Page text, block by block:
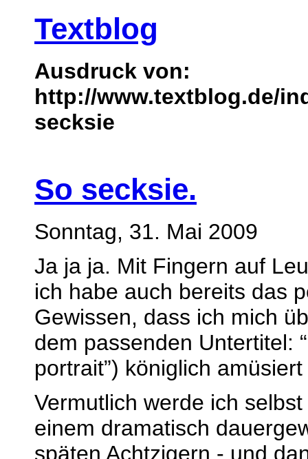
Textblog
Ausdruck von:
http://www.textblog.de/
secksie
So secksie.
Sonntag, 31. Mai 2009
Ja ja ja. Mit Fingern auf
ich habe auch bereits das
Gewissen, dass ich mich
dem passenden Untertitel:
portrait”) königlich
Vermutlich werde ich
einem dramatisch
späten Achtzigern - und